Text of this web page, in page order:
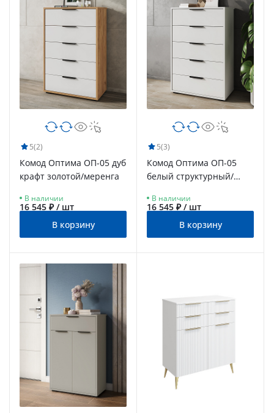
5(2)
Комод Оптима ОП-05 дуб
крафт золотой/меренга
В наличии
16 545 ₽ / шт
В корзину
5(3)
Комод Оптима ОП-05
белый структурный/
В наличии
16 545 ₽ / шт
В корзину